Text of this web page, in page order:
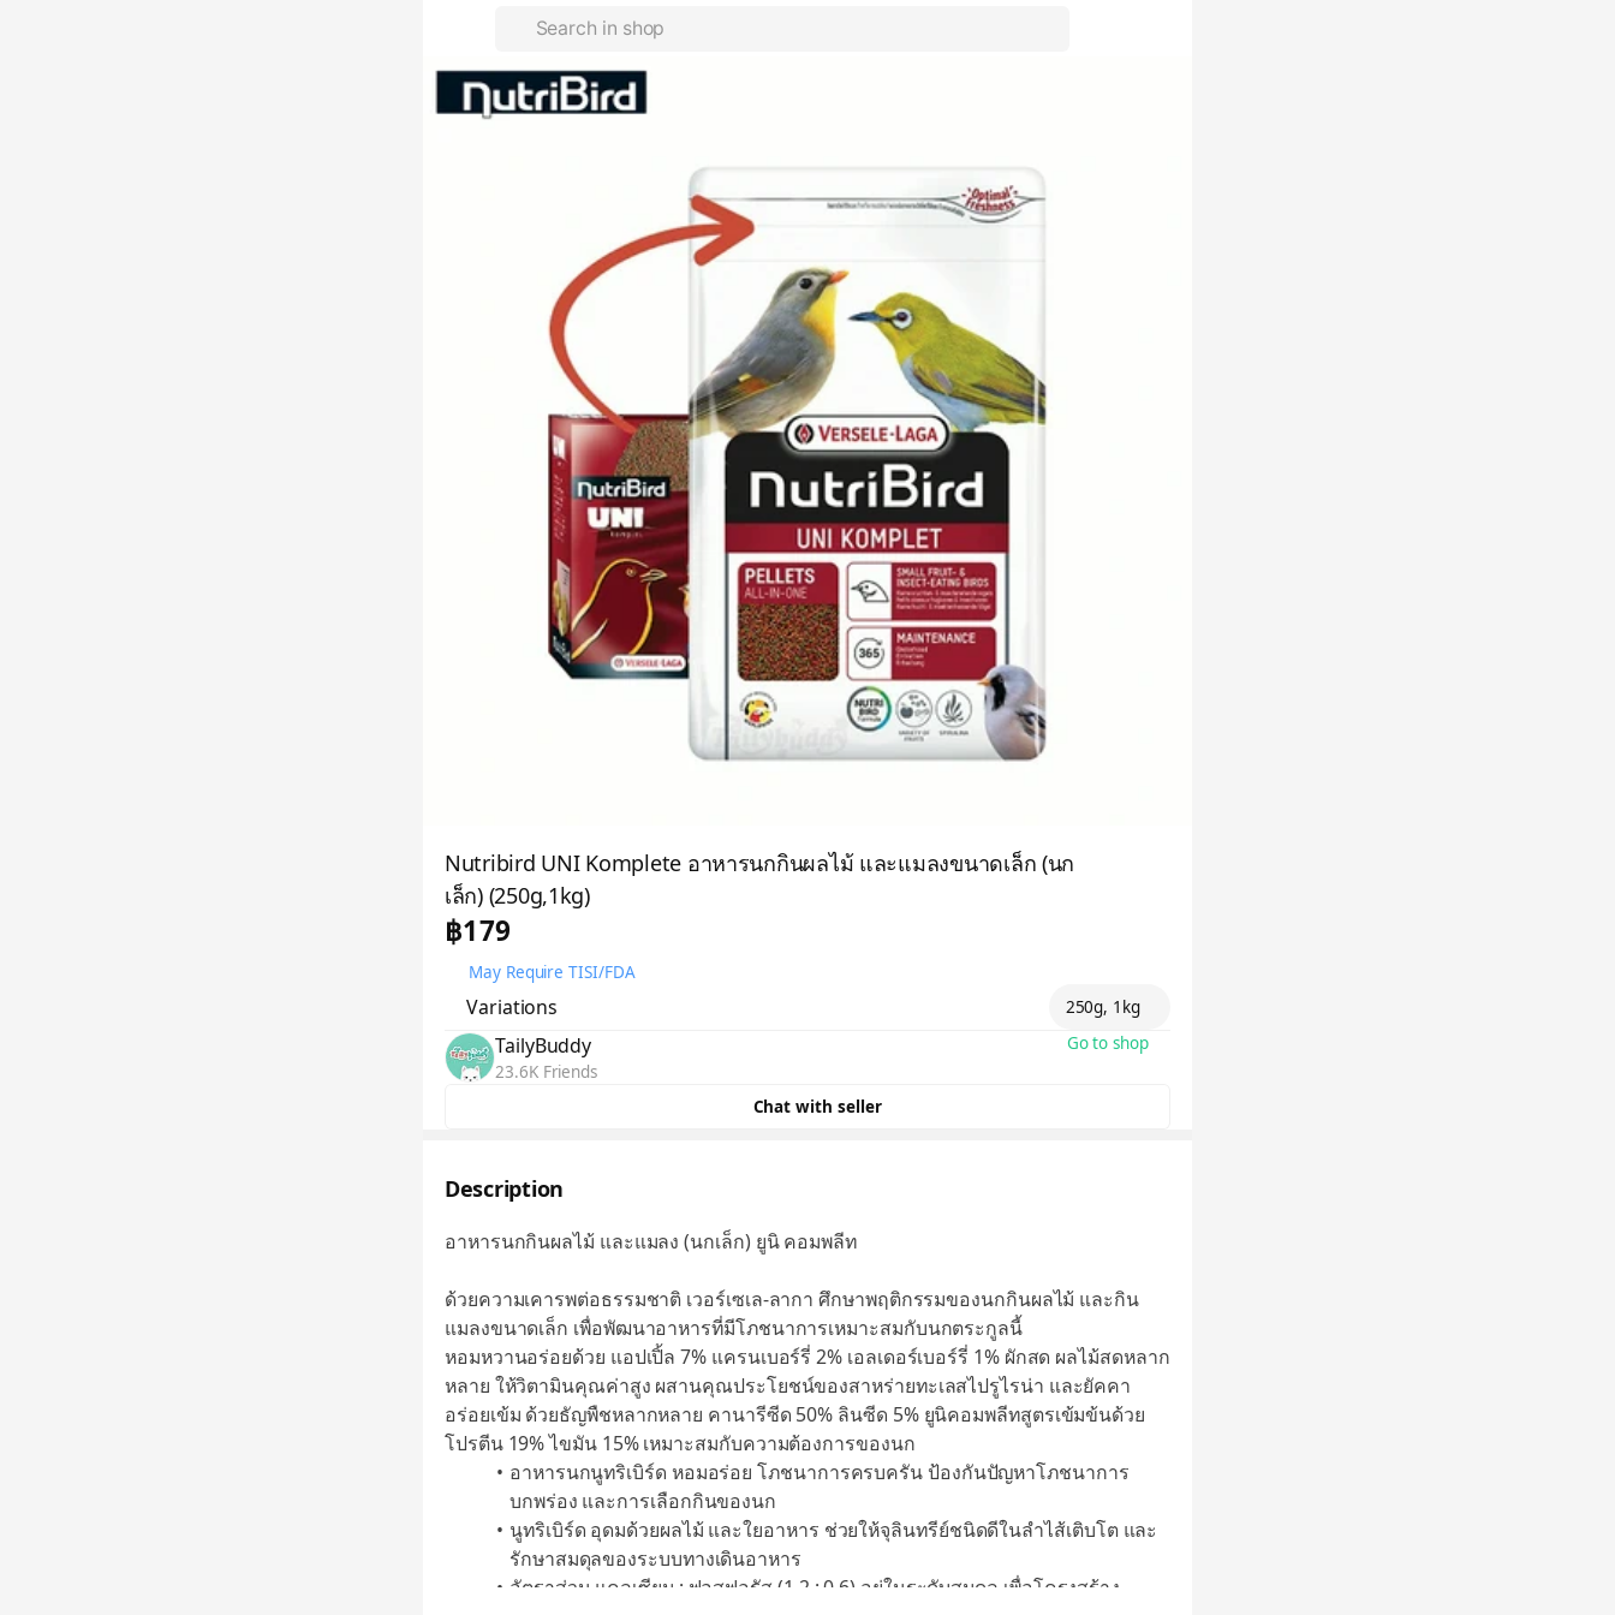
Nutribird UNI Komplete อาหารนกกินผลไม้ และแมลงขนาดเล็ก (นก
เล็ก) (250g,1kg)
฿179
May Require TISI/FDA
Variations 250g, 1kg
TailyBuddy
23.6K Friends
Go to shop
Chat with seller
Description
อาหารนกกินผลไม้ และแมลง (นกเล็ก) ยูนิ คอมพลีท
ด้วยความเคารพต่อธรรมชาติ เวอร์เซเล-ลากา ศึกษาพฤติกรรมของนกกินผลไม้ และกิน
แมลงขนาดเล็ก เพื่อพัฒนาอาหารที่มีโภชนาการเหมาะสมกับนกตระกูลนี้
หอมหวานอร่อยด้วย แอปเปิ้ล 7% แครนเบอร์รี่ 2% เอลเดอร์เบอร์รี่ 1% ผักสด ผลไม้สดหลาก
หลาย ให้วิตามินคุณค่าสูง ผสานคุณประโยชน์ของสาหร่ายทะเลสไปรูไรน่า และยัคคา
อร่อยเข้ม ด้วยธัญพืชหลากหลาย คานารีซีด 50% ลินซีด 5% ยูนิคอมพลีทสูตรเข้มข้นด้วย
โปรตีน 19% ไขมัน 15% เหมาะสมกับความต้องการของนก
อาหารนกนูทริเบิร์ด หอมอร่อย โภชนาการครบครัน ป้องกันปัญหาโภชนาการ
บกพร่อง และการเลือกกินของนก
นูทริเบิร์ด อุดมด้วยผลไม้ และใยอาหาร ช่วยให้จุลินทรีย์ชนิดดีในลำไส้เติบโต และ
รักษาสมดุลของระบบทางเดินอาหาร
อัตราส่วน แคลเซียม : ฟอสฟอรัส (1.2 : 0.6) อยู่ในระดับสมดุล เพื่อโครงสร้าง